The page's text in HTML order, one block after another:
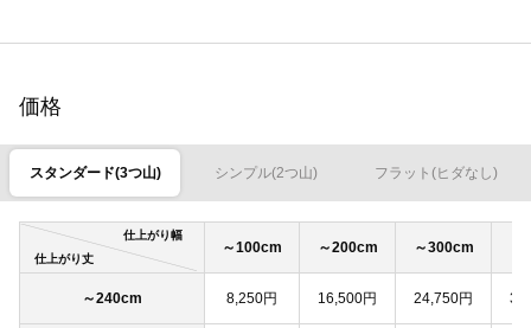
価格
スタンダード(3つ山) シンプル(2つ山) フラット(ヒダなし)
仕上がり幅
仕上がり丈
～100cm ～200cm ～300cm
～240cm 8,250円 16,500円 24,750円